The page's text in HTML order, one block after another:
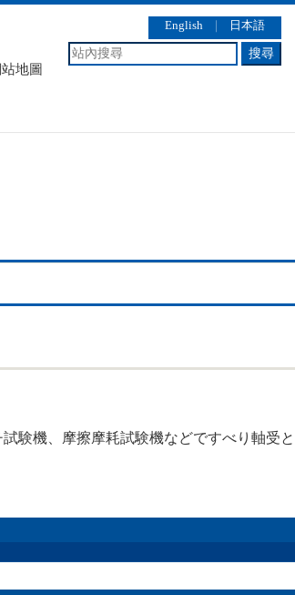
English ｜ 日本語
地圖
搜尋
験機、摩擦摩耗試験機などですべり軸受と